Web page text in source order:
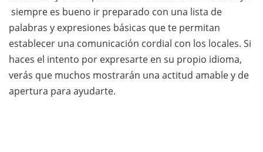
siempre es bueno ir preparado con una lista de
palabras y expresiones básicas que te permitan
establecer una comunicación cordial con los locales. Si
haces el intento por expresarte en su propio idioma,
verás que muchos mostrarán una actitud amable y de
apertura para ayudarte.